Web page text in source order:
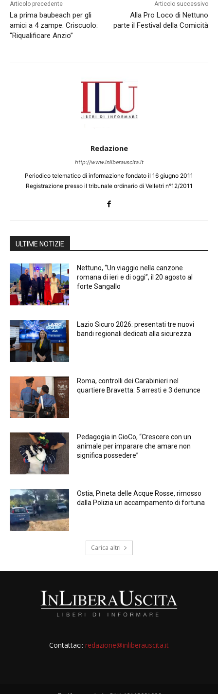
Articolo precedente
La prima baubeach per gli
amici a 4 zampe. Criscuolo:
“Riqualificare Anzio”
Articolo successivo
Alla Pro Loco di Nettuno
parte il Festival della Comicità
Redazione
http://www.inliberauscita.it
Periodico telematico di informazione fondato il 16 giugno 2011
Registrazione presso il tribunale ordinario di Velletri n°12/2011
ULTIME NOTIZIE
Nettuno, “Un viaggio nella canzone
romana di ieri e di oggi”, il 20 agosto al
forte Sangallo
Lazio Sicuro 2026: presentati tre nuovi
bandi regionali dedicati alla sicurezza
Roma, controlli dei Carabinieri nel
quartiere Bravetta: 5 arresti e 3 denunce
Pedagogia in GioCo, “Crescere con un
animale per imparare che amare non
significa possedere”
Ostia, Pineta delle Acque Rosse, rimosso
dalla Polizia un accampamento di fortuna
Carica altri
Contattaci: redazione@inliberauscita.it